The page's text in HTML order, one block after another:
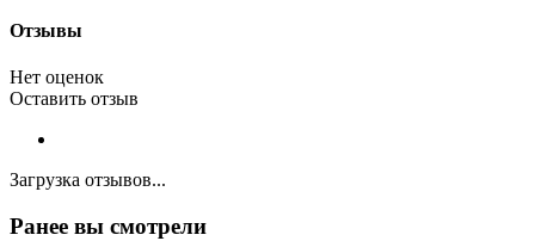
Отзывы
Нет оценок
Оставить отзыв
Загрузка отзывов...
Ранее вы смотрели